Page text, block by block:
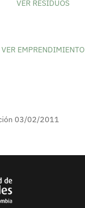
VER RESIDUOS
VER EMPRENDIMIENTO
03/02/2011